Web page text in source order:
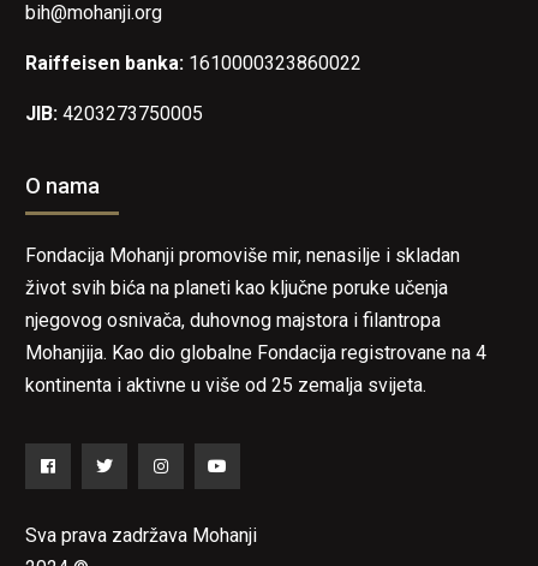
bih@mohanji.org
Raiffeisen banka: 1610000323860022
JIB: 4203273750005
O nama
Fondacija Mohanji promoviše mir, nenasilje i skladan
život svih bića na planeti kao ključne poruke učenja
njegovog osnivača, duhovnog majstora i filantropa
Mohanjija. Kao dio globalne Fondacija registrovane na 4
kontinenta i aktivne u više od 25 zemalja svijeta.
Sva prava zadržava Mohanji